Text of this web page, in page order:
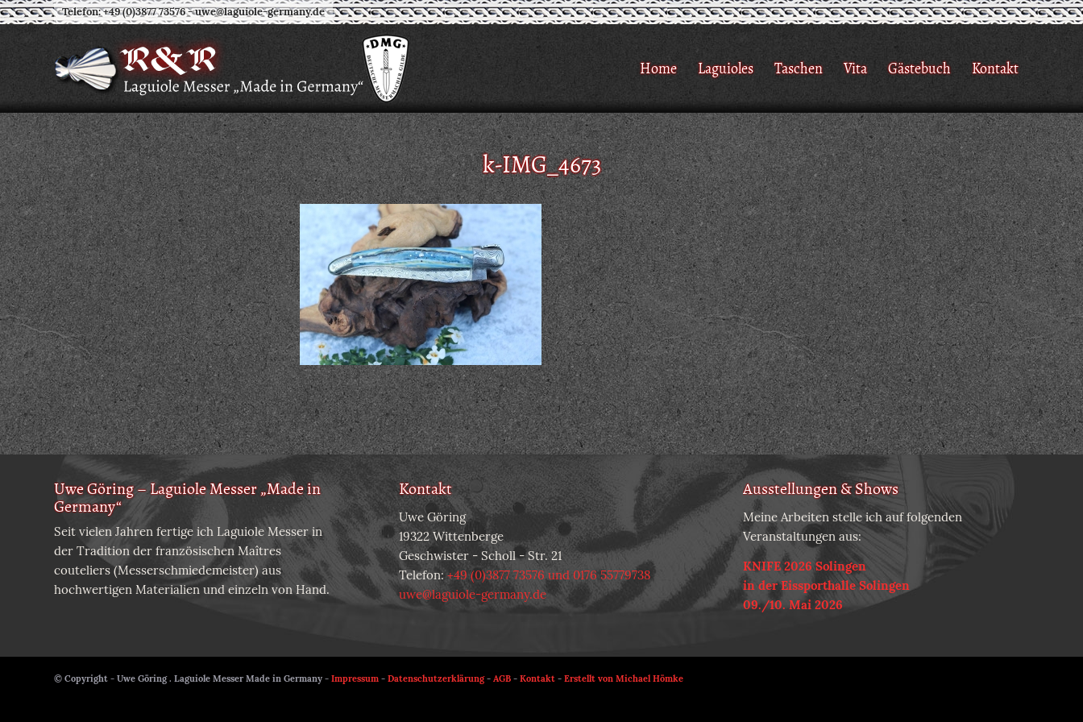
Telefon: +49 (0)3877 73576-uwe@laguiole-germany.de
Home Laguioles Taschen Vita Gästebuch Kontakt
k-IMG_4673
Uwe Göring – Laguiole Messer „Made in
Germany“
Seit vielen Jahren fertige ich Laguiole Messer in
der Tradition der französischen Maîtres
couteliers (Messerschmiedemeister) aus
hochwertigen Materialien und einzeln von Hand.
Kontakt
Uwe Göring
19322 Wittenberge
Geschwister - Scholl - Str. 21
Telefon:+49 (0)3877 73576 und 0176 55779738
uwe@laguiole-germany.de
Ausstellungen & Shows
Meine Arbeiten stelle ich auf folgenden
Veranstaltungen aus:
KNIFE 2026 Solingen
in der Eissporthalle Solingen
09./10. Mai 2026
© Copyright - Uwe Göring . Laguiole Messer Made in Germany - Impressum - Datenschutzerklärung- AGB - Kontakt - Erstellt von Michael Hömke